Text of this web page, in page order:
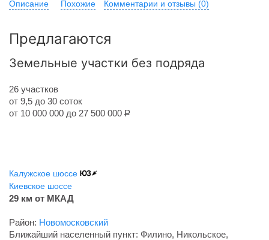
Описание Похожие Комментарии и отзывы (0)
Предлагаются
Земельные участки без подряда
26 участков
от 9,5 до 30 соток
от 10 000 000 до 27 500 000 Р
Калужское шоссе
Киевское шоссе
29 км от МКАД
Район: Новомосковский
Ближайший населенный пункт: Филино, Никольское,